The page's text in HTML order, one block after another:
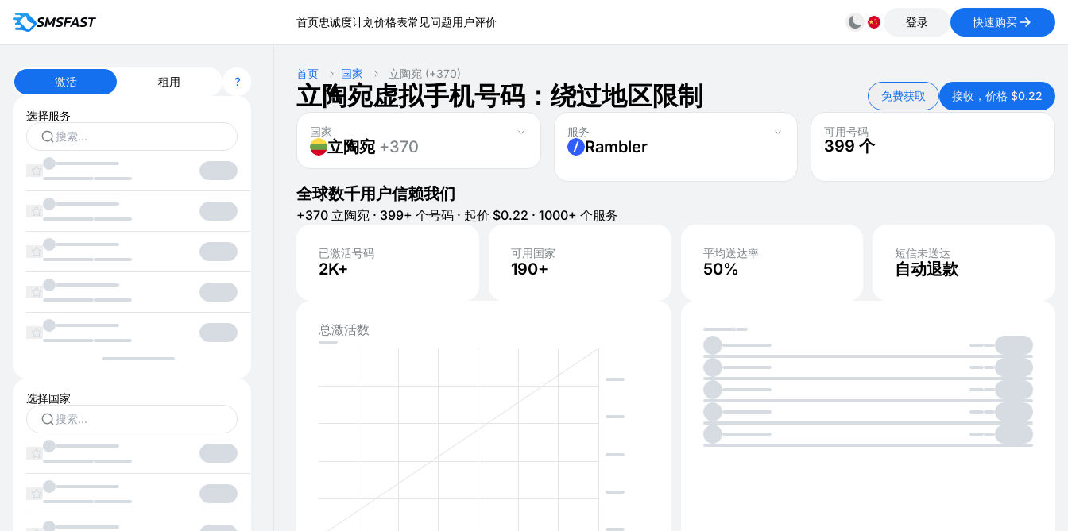
首页忠诚度计划价格表常见问题用户评价 登录 快速购买
激活 租用
选择服务
选择国家
首页 国家 立陶宛 (+370)
立陶宛虚拟手机号码：绕过地区限制 免费获取 接收，价格 $0.22
国家
立陶宛 +370
服务
Rambler
可用号码
399 个
全球数千用户信赖我们
+370 立陶宛 · 399+ 个号码 · 起价 $0.22 · 1000+ 个服务
已激活号码
2K+
可用国家
190+
平均送达率
50%
短信未送达
自动退款
总激活数